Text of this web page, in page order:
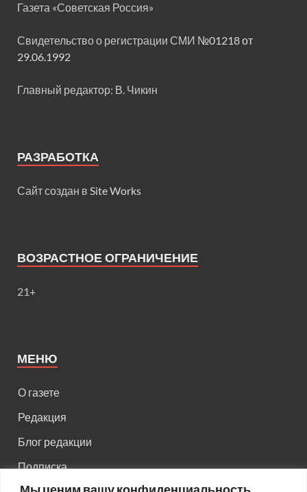
Мы ценим вашу конфиденциальность
Газета «Советская Россия»
Свидетельство о регистрации СМИ №01218 от
29.06.1992
Главный редактор: В. Чикин
РАЗРАБОТКА
Сайт создан в Site Works
ВОЗРАСТНОЕ ОГРАНИЧЕНИЕ
21+
МЕНЮ
О газете
Редакция
Блог редакции
Подписка